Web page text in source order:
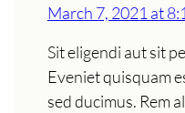
March 7, 2021 at
Sit eligendi aut sit
Eveniet quisquam
sed ducimus. Rem